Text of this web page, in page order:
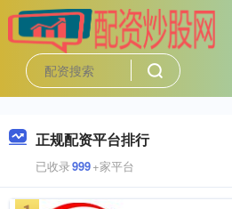
正规配资平台排行
已收录999+家平台